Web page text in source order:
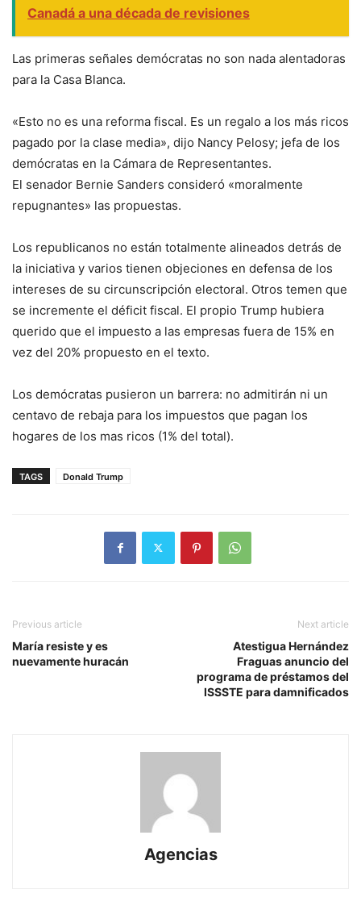
Canadá a una década de revisiones
Las primeras señales demócratas no son nada alentadoras
para la Casa Blanca.
«Esto no es una reforma fiscal. Es un regalo a los más ricos
pagado por la clase media», dijo Nancy Pelosy; jefa de los
demócratas en la Cámara de Representantes.
El senador Bernie Sanders consideró «moralmente
repugnantes» las propuestas.
Los republicanos no están totalmente alineados detrás de
la iniciativa y varios tienen objeciones en defensa de los
intereses de su circunscripción electoral. Otros temen que
se incremente el déficit fiscal. El propio Trump hubiera
querido que el impuesto a las empresas fuera de 15% en
vez del 20% propuesto en el texto.
Los demócratas pusieron un barrera: no admitirán ni un
centavo de rebaja para los impuestos que pagan los
hogares de los mas ricos (1% del total).
TAGS Donald Trump
Previous article
María resiste y es
nuevamente huracán
Next article
Atestigua Hernández
Fraguas anuncio del
programa de préstamos del
ISSSTE para damnificados
Agencias